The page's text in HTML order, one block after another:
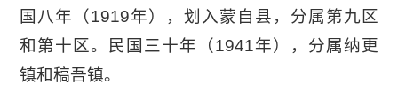
国八年（1919年），划入蒙自县，分属第九区
和第十区。民国三十年（1941年），分属纳更
镇和稿吾镇。